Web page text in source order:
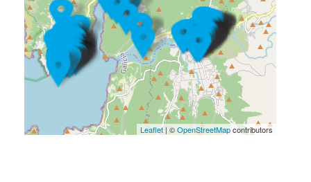
Leaflet| ©OpenStreetMapcontributors